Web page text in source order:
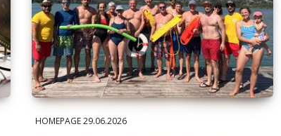
HOMEPAGE29.06.2026